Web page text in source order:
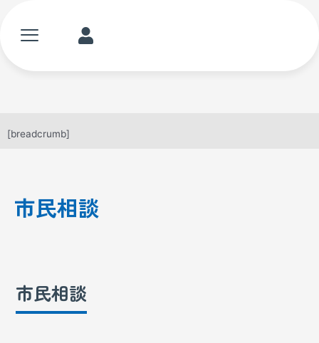
メ
ニ
[breadcrumb]
市民相談
市民相談